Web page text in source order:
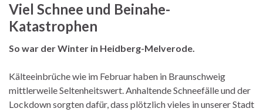
Viel Schnee und Beinahe-
Katastrophen
So war der Winter in Heidberg-Melverode.
Kälteeinbrüche wie im Februar haben in Braunschweig
mittlerweile Seltenheitswert. Anhaltende Schneefälle und der
Lockdown sorgten dafür, dass plötzlich vieles in unserer Stadt